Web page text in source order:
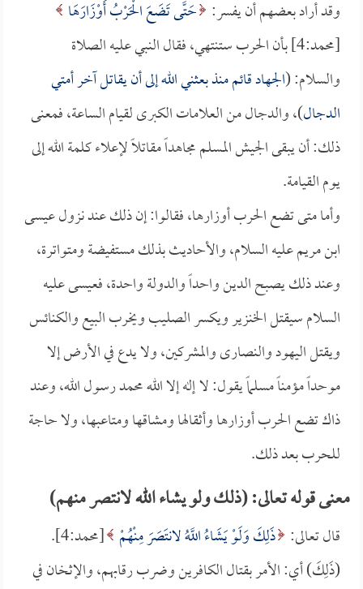
وقد أراد بعضهم أن يفسر: حَتَّى تَضَعَ الْحَرْبُ أَوْزَارَهَا
[محمد:4] بأن الحرب ستنتهي، فقال النبي عليه الصلاة
والسلام: (الجهاد قائم منذ بعثني الله إلى أن يقاتل آخر أمتي
الدجال)، والدجال من العلامات الكبرى لقيام الساعة، فمعنى
ذلك: أن يبقى الجيش المسلم مجاهداً مقاتلاً لإعلاء كلمة الله إلى
يوم القيامة.
وأما متى تضع الحرب أوزارها، فقالوا: إن ذلك عند نزول عيسى
ابن مريم عليه السلام، والأحاديث بذلك مستفيضة ومتواترة،
وعند ذلك يصبح الدين واحداً والدولة واحدة، فعيسى عليه
السلام سيقتل الخنزير ويكسر الصليب ويخرب البيع والكنائس
ويقتل اليهود والنصارى والمشركين، ولا يدع في الأرض إلا
موحداً مؤمناً مسلماً يقول: لا إله إلا الله محمد رسول الله، وعند
ذاك تضع الحرب أوزارها وأثقالها ومشاقها ومتاعبها، ولا حاجة
للحرب بعد ذلك.
معنى قوله تعالى: (ذلك ولو يشاء الله لانتصر منهم)
قال تعالى: ذَلِكَ وَلَوْ يَشَاءُ اللَّهُ لانتَصَرَ مِنْهُمْ [محمد:4].
(ذَلِكَ) أي: الأمر بقتال الكافرين وضرب رقابهم، والإثخان في